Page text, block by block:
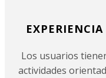
Los usuarios
actividades